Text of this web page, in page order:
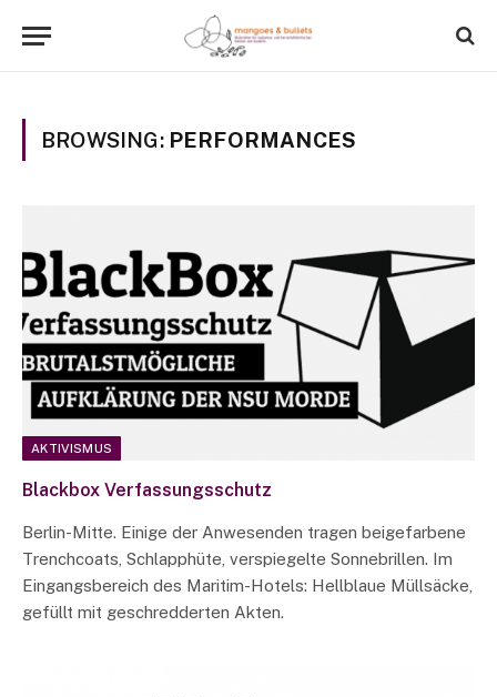
BROWSING: PERFORMANCES
AKTIVISMUS
Blackbox Verfassungsschutz
Berlin-Mitte. Einige der Anwesenden tragen beigefarbene
Trenchcoats, Schlapphüte, verspiegelte Sonnebrillen. Im
Eingangsbereich des Maritim-Hotels: Hellblaue Müllsäcke,
gefüllt mit geschredderten Akten.